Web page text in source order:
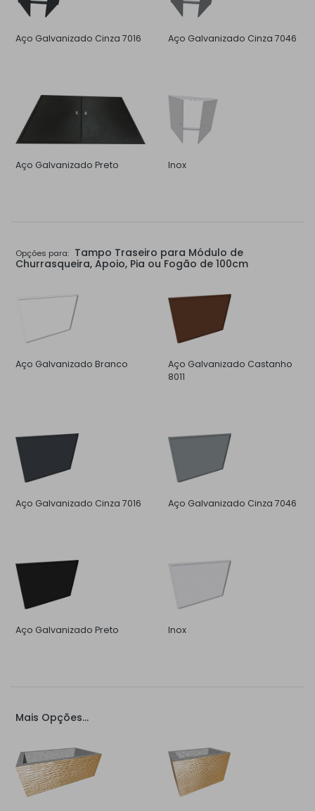
Aço Galvanizado Cinza 7016 Aço Galvanizado Cinza 7046
Aço Galvanizado Preto Inox
Opções para: Tampo Traseiro para Módulo de
Churrasqueira, Apoio, Pia ou Fogão de 100cm
Aço Galvanizado Branco
Aço Galvanizado Castanho
8011
Aço Galvanizado Cinza 7016 Aço Galvanizado Cinza 7046
Aço Galvanizado Preto Inox
Mais Opções...